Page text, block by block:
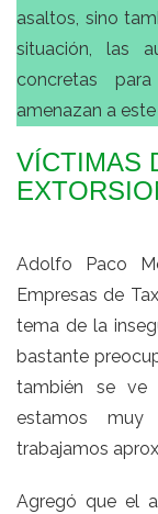
asaltos, sino
situación, las
concretas
amenazan a
VÍCTIMAS
Adolfo Paco
Empresas de
tema de la
bastante
también se ve
estamos muy
trabajamos
Agregó que el